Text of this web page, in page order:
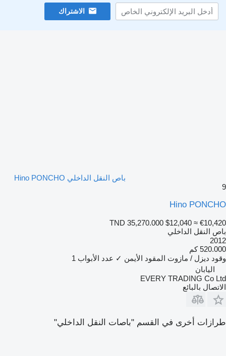
الاشتراك
باص النقل الداخلي Hino PONCHO
9
Hino PONCHO
TND 35,270.000 $12,040 ≈ €10,420
باص النقل الداخلي
2012
520.000 كم
وقود ديزل / مازوت المقود الأيمن ✓ عدد الأبواب 1
اليابان
EVERY TRADING Co Ltd
الاتصال بالبائع
طرازات أخرى في القسم "باصات النقل الداخلي"